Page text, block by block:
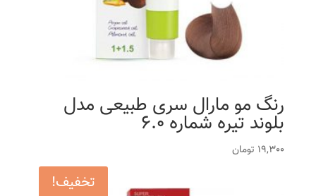
رنگ مو مارال سری طبیعی مدل
بلوند تیره شماره 6.0
19,300 تومان
تخفیف!